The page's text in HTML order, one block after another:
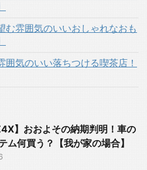
む雰囲気のいいおしゃれなおも
囲気のいい落ちつける喫茶店！
】おおよその納期判明！車の
ム何買う？【我が家の場合】